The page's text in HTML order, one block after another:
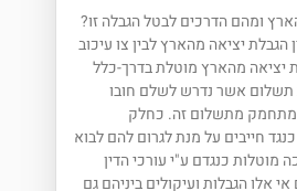
ומהם הדרכים לבטל הגבלה זו?
הגבלת יציאה מהארץ לבין צו עיכוב
יציאה מהארץ מוטלת בדרך-כלל
תשלום אשר נדרש לשלם חובו
מתחמק מתשלום זה. כחלק
חייבים על מנת לגרום להם לבוא
מוטלות כנגדם ע"י עורכי הדין
אלו הגבלות ועיקולים ביניהם גם